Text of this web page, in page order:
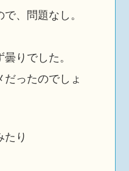
、問題なし。
りでした。
だったのでしょ
たり